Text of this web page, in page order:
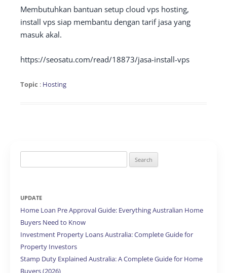
Membutuhkan bantuan setup cloud vps hosting,
install vps siap membantu dengan tarif jasa yang
masuk akal.
https://seosatu.com/read/18873/jasa-install-vps
Topic : Hosting
for:
UPDATE
Home Loan Pre Approval Guide: Everything Australian Home
Buyers Need to Know
Investment Property Loans Australia: Complete Guide for
Property Investors
Stamp Duty Explained Australia: A Complete Guide for Home
Buyers (2026)